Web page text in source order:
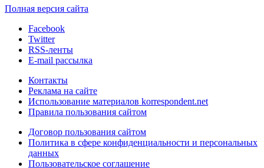
Полная версия сайта
Facebook
Twitter
RSS-ленты
E-mail рассылка
Контакты
Реклама на сайте
Использование материалов korrespondent.net
Правила пользования сайтом
Договор пользования сайтом
Политика в сфере конфиденциальности и персональных
данных
Пользовательское соглашение